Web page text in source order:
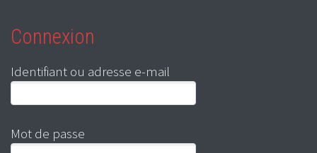
Connexion
Identifiant ou adresse e-mail
Mot de passe